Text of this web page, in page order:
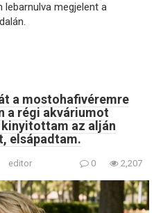
megjelent a
a mostohafivéremre
a régi akváriumot
az alján
elsápadtam.
editor 0 2,207